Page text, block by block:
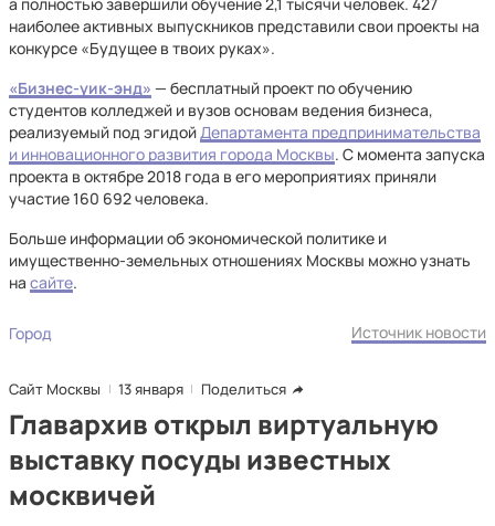
наиболее активных выпускников представили свои проекты на
конкурсе «Будущее в твоих руках».
«Бизнес-уик-энд» — бесплатный проект по обучению
студентов колледжей и вузов основам ведения бизнеса,
реализуемый под эгидойДепартамента предпринимательства
и инновационного развития города Москвы. С момента запуска
проекта в октябре 2018 года в его мероприятиях приняли
участие 160 692 человека.
Больше информации об экономической политике и
имущественно-земельных отношениях Москвы можно узнать
на сайте.
Город Источник новости
Сайт Москвы 13 января Поделиться
Главархив открыл виртуальную
выставку посуды известных
москвичей